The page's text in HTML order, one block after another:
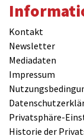
Kontakt
Newsletter
Mediadaten
Impressum
Privatsphäre-
Historie der